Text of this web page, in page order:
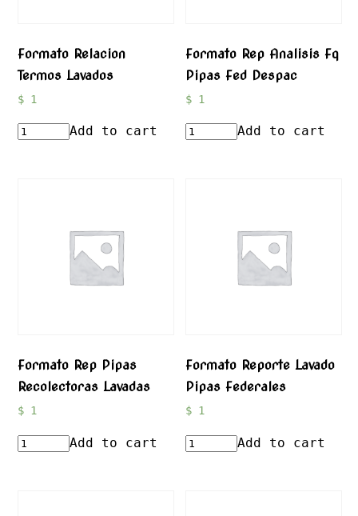
Formato Relacion
Termos Lavados
$1
Add to cart
Formato Rep Analisis Fq
Pipas Fed Despac
$ 1
Add to cart
Formato Rep Pipas
Recolectoras Lavadas
$1
Add to cart
Formato Reporte Lavado
Pipas Federales
$ 1
Add to cart